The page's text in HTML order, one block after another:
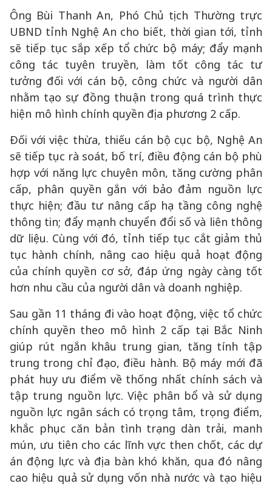
Ông Bùi Thanh An, Phó Chủ tịch Thường trực
UBND tỉnh Nghệ An cho biết, thời gian tới, tỉnh
sẽ tiếp tục sắp xếp tổ chức bộ máy; đẩy mạnh
công tác tuyên truyền, làm tốt công tác tư
tưởng đối với cán bộ, công chức và người dân
nhằm tạo sự đồng thuận trong quá trình thực
hiện mô hình chính quyền địa phương 2 cấp.
Đối với việc thừa, thiếu cán bộ cục bộ, Nghệ An
sẽ tiếp tục rà soát, bố trí, điều động cán bộ phù
hợp với năng lực chuyên môn, tăng cường phân
cấp, phân quyền gắn với bảo đảm nguồn lực
thực hiện; đầu tư nâng cấp hạ tầng công nghệ
thông tin; đẩy mạnh chuyển đổi số và liên thông
dữ liệu. Cùng với đó, tỉnh tiếp tục cắt giảm thủ
tục hành chính, nâng cao hiệu quả hoạt động
của chính quyền cơ sở, đáp ứng ngày càng tốt
hơn nhu cầu của người dân và doanh nghiệp.
Sau gần 11 tháng đi vào hoạt động, việc tổ chức
chính quyền theo mô hình 2 cấp tại Bắc Ninh
giúp rút ngắn khâu trung gian, tăng tính tập
trung trong chỉ đạo, điều hành. Bộ máy mới đã
phát huy ưu điểm về thống nhất chính sách và
tập trung nguồn lực. Việc phân bổ và sử dụng
nguồn lực ngân sách có trọng tâm, trọng điểm,
khắc phục căn bản tình trạng dàn trải, manh
mún, ưu tiên cho các lĩnh vực then chốt, các dự
án động lực và địa bàn khó khăn, qua đó nâng
cao hiệu quả sử dụng vốn nhà nước và tạo hiệu